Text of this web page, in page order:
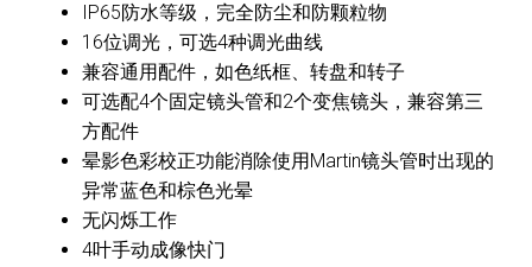
IP65防水等级，完全防尘和防颗粒物
16位调光，可选4种调光曲线
兼容通用配件，如色纸框、转盘和转子
可选配4个固定镜头管和2个变焦镜头，兼容第三
方配件
晕影色彩校正功能消除使用Martin镜头管时出现的
异常蓝色和棕色光晕
无闪烁工作
4叶手动成像快门